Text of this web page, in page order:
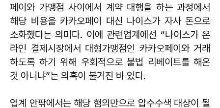
페이와 가맹점 사이에서 계약 대행을 하는 과정에서
해당 비용을 카카오페이 대신 나이스가 자사 돈으로
소화했다는 의미다. 이에 관련업계에선 “나이스가 온
라인 결제시장에서 대형가맹점인 카카오페이와 거래
하도록 하기 위해 우회적으로 불법 리베이트를 해온
것 아니냐”는 의혹이 불거진 바 있다.
업계 안팎에서는 해당 혐의만으로 압수수색 대상이 될